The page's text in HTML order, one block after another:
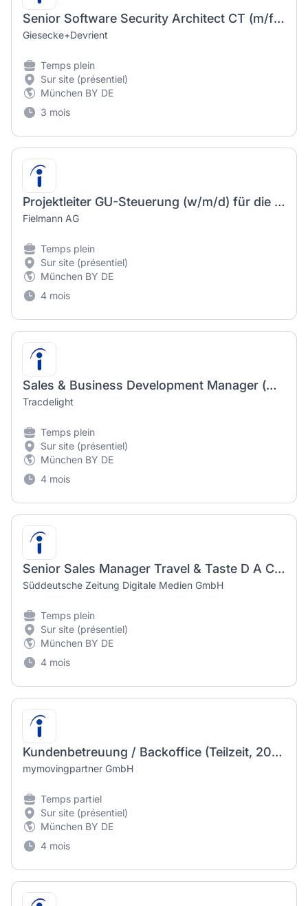
Senior Software Security Architect CT (m/f/d) (m/w/d) 1
Giesecke+Devrient
Temps plein
Sur site (présentiel)
München BY DE
3 mois
Projektleiter GU-Steuerung (w/m/d) für die Schweiz und Süddeutschland
Fielmann AG
Temps plein
Sur site (présentiel)
München BY DE
4 mois
Sales & Business Development Manager (m/w/d)
Tracdelight
Temps plein
Sur site (présentiel)
München BY DE
4 mois
Senior Sales Manager Travel & Taste D A CH (m/w/d)
Süddeutsche Zeitung Digitale Medien GmbH
Temps plein
Sur site (présentiel)
München BY DE
4 mois
Kundenbetreuung / Backoffice (Teilzeit, 20–25h) – Umzugssoftware
mymovingpartner GmbH
Temps partiel
Sur site (présentiel)
München BY DE
4 mois